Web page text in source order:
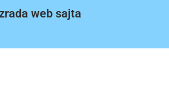
web sajta